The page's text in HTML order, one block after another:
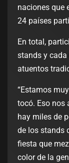
naciones que
24 países
En total,
stands y
atuentos
“Estamos
tocó. Eso nos
hay miles de
de los stands
fiesta que
color de la